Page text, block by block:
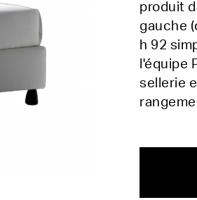
produit
gauche
h 92
l'équipe
sellerie